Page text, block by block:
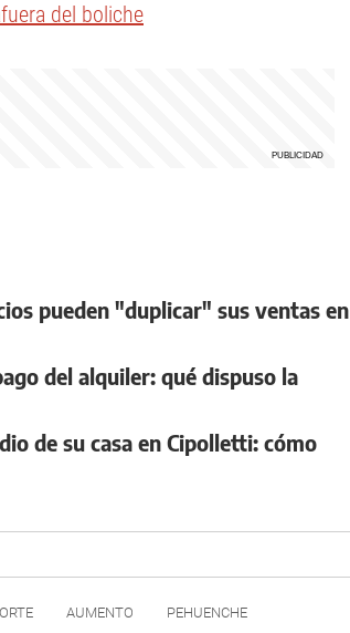
del boliche
pueden "duplicar" sus ventas en
del alquiler: qué dispuso la
de su casa en Cipolletti: cómo
AUMENTO PEHUENCHE